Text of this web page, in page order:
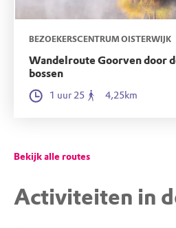
geroffel op de bomen door
spechtensoorten die hier
grote bonte specht of de
laatste is trouwens een stuk
grote bonte specht, al doet
BEZOEKERSCENTRUM OISTERWIJK
Wandelroute Goorven door
bossen
1 uur 25 4,25km
Bekijk alle routes
Activiteiten in